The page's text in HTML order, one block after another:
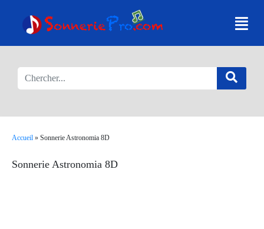
Accueil » Sonnerie Astronomia 8D
Sonnerie Astronomia 8D